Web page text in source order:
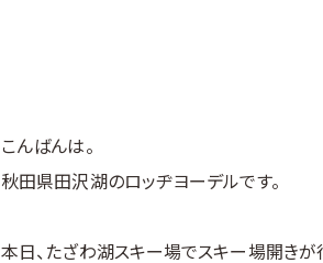
こんばんは。
秋田県田沢湖のロッヂヨーデルです。
本日、たざわ湖スキー場でスキー場開きが